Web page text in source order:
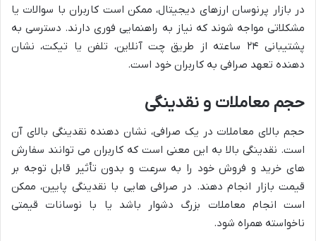
در بازار پرنوسان ارزهای دیجیتال، ممکن است کاربران با سوالات یا
مشکلاتی مواجه شوند که نیاز به راهنمایی فوری دارند. دسترسی به
پشتیبانی ۲۴ ساعته از طریق چت آنلاین، تلفن یا تیکت، نشان
دهنده تعهد صرافی به کاربران خود است.
حجم معاملات و نقدینگی
حجم بالای معاملات در یک صرافی، نشان دهنده نقدینگی بالای آن
است. نقدینگی بالا به این معنی است که کاربران می توانند سفارش
های خرید و فروش خود را به سرعت و بدون تأثیر قابل توجه بر
قیمت بازار انجام دهند. در صرافی هایی با نقدینگی پایین، ممکن
است انجام معاملات بزرگ دشوار باشد یا با نوسانات قیمتی
ناخواسته همراه شود.